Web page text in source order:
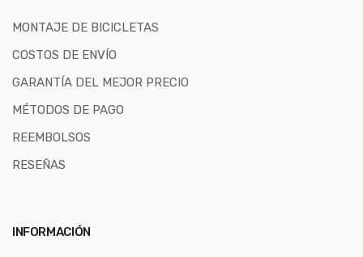
MONTAJE DE BICICLETAS
COSTOS DE ENVÍO
GARANTÍA DEL MEJOR PRECIO
MÉTODOS DE PAGO
REEMBOLSOS
RESEÑAS
INFORMACIÓN